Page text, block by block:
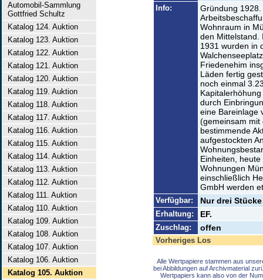
Automobil-Sammlung
Gottfried Schultz
Katalog 124. Auktion
Katalog 123. Auktion
Katalog 122. Auktion
Katalog 121. Auktion
Katalog 120. Auktion
Katalog 119. Auktion
Katalog 118. Auktion
Katalog 117. Auktion
Katalog 116. Auktion
Katalog 115. Auktion
Katalog 114. Auktion
Katalog 113. Auktion
Katalog 112. Auktion
Katalog 111. Auktion
Katalog 110. Auktion
Katalog 109. Auktion
Katalog 108. Auktion
Katalog 107. Auktion
Katalog 106. Auktion
Katalog 105. Auktion
Info:
Gründung
Wohnraum in
den Mittelstand.
1931 wurden in
Friedenehim
Läden fertig
noch einmal
durch
eine Bareinlage
(gemeinsam mit
bestimmende
aufgestockten
Einheiten,
Wohnungen
einschließlich
GmbH werden
Verfügbar: Nur drei
Erhaltung: EF.
Zuschlag: offen
Vorheriges Los
Alle Wertpapiere stammen aus
bei Abbildungen auf Archivmaterial
Wertpapiers kann also von der